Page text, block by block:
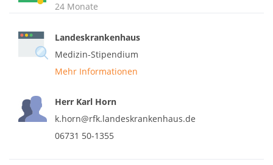
24 Monate
Landeskrankenhaus
Medizin-Stipendium
Mehr Informationen
Herr Karl Horn
k.horn@rfk.landeskrankenhaus.de
06731 50-1355